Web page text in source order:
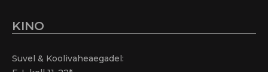
KINO
Suvel & Koolivaheaegadel: